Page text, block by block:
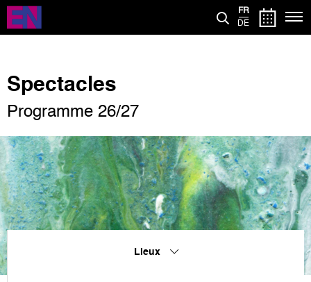
Aller
contenu
FR
DE
Spectacles
Programme 26/27
Lieux